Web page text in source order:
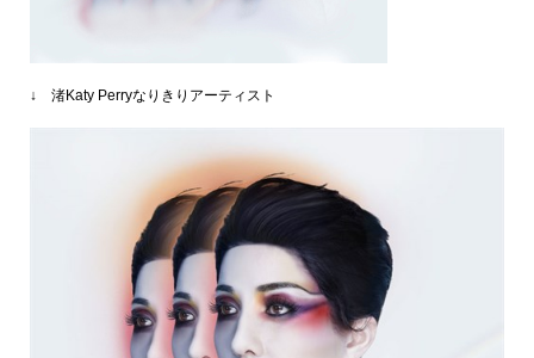
↓ 渚Katy Perryなりきりアーティスト